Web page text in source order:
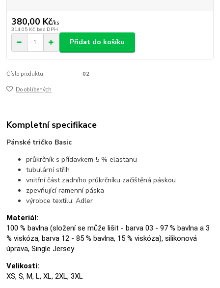
380,00 Kč/ks
314,05 Kč bez DPH
Přidat do košíku
Číslo produktu: 02
Do oblíbených
Kompletní specifikace
Pánské tričko Basic
průkrčník s přídavkem 5 % elastanu
tubulární střih
vnitřní část zadního průkrčníku začištěná páskou
zpevňující ramenní páska
výrobce textilu: Adler
Materiál:
100 % bavlna (složení se může lišit - barva 03 - 97 % bavlna a 3
% viskóza, barva 12 - 85 % bavlna, 15 % viskóza), silikonová
úprava, Single Jersey
Velikosti:
XS, S, M, L, XL, 2XL, 3XL